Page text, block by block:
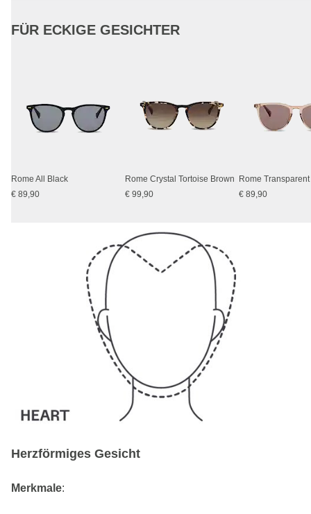
FÜR ECKIGE GESICHTER
Rome All Black
€ 89,90
Rome Crystal Tortoise Brown
€ 99,90
€ 89,90
Herzförmiges Gesicht
Merkmale: